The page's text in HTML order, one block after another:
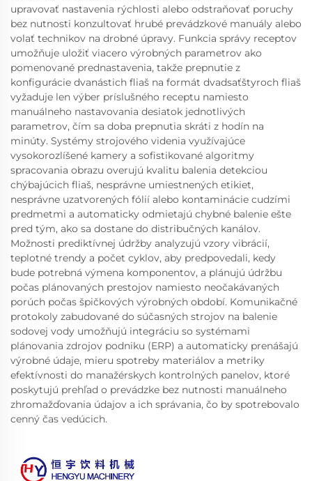
upravovať nastavenia rýchlosti alebo odstraňovať poruchy
bez nutnosti konzultovať hrubé prevádzkové manuály alebo
volať technikov na drobné úpravy. Funkcia správy receptov
umožňuje uložiť viacero výrobných parametrov ako
pomenované prednastavenia, takže prepnutie z
konfigurácie dvanástich fliaš na formát dvadsaťštyroch fliaš
vyžaduje len výber príslušného receptu namiesto
manuálneho nastavovania desiatok jednotlivých
parametrov, čím sa doba prepnutia skráti z hodín na
minúty. Systémy strojového videnia využívajúce
vysokorozlíšené kamery a sofistikované algoritmy
spracovania obrazu overujú kvalitu balenia detekciou
chýbajúcich fliaš, nesprávne umiestnených etikiet,
nesprávne uzatvorených fólií alebo kontaminácie cudzími
predmetmi a automaticky odmietajú chybné balenie ešte
pred tým, ako sa dostane do distribučných kanálov.
Možnosti prediktívnej údržby analyzujú vzory vibrácií,
teplotné trendy a počet cyklov, aby predpovedali, kedy
bude potrebná výmena komponentov, a plánujú údržbu
počas plánovaných prestojov namiesto neočakávaných
porúch počas špičkových výrobných období. Komunikačné
protokoly zabudované do súčasných strojov na balenie
sodovej vody umožňujú integráciu so systémami
plánovania zdrojov podniku (ERP) a automaticky prenášajú
výrobné údaje, mieru spotreby materiálov a metriky
efektívnosti do manažérskych kontrolných panelov, ktoré
poskytujú prehľad o prevádzke bez nutnosti manuálneho
zhromažďovania údajov a ich správania, čo by spotrebovalo
cenný čas vedúcich.